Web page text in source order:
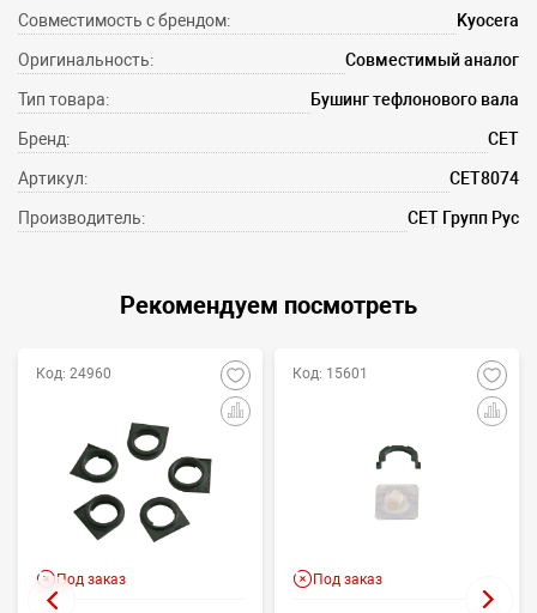
Совместимость с брендом: Kyocera
Оригинальность: Совместимый аналог
Тип товара: Бушинг тефлонового вала
Бренд: CET
Артикул: CET8074
Производитель: СЕТ Групп Рус
Рекомендуем посмотреть
Код: 24960
Под заказ
Код: 15601
Под заказ